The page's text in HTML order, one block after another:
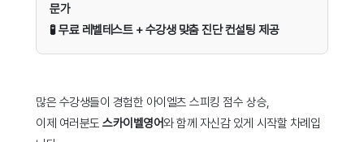
문가
🧪 무료 레벨테스트 + 수강생 맞춤 진단 컨설팅 제공
많은 수강생들이 경험한 아이엘츠 스피킹 점수 상승,
이제 여러분도스카이벨영어와 함께 자신감 있게 시작할 차례입